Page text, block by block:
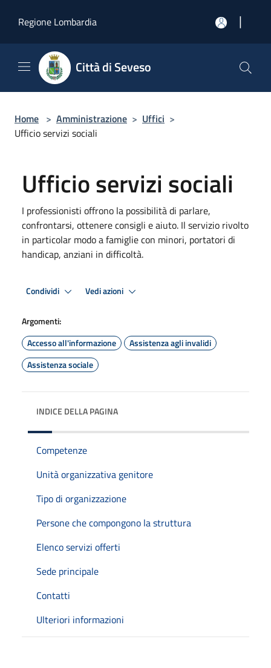
Regione Lombardia
|
Città di Seveso
Home > Amministrazione > Uffici >
Ufficio servizi sociali
Ufficio servizi sociali
I professionisti offrono la possibilità di parlare,
confrontarsi, ottenere consigli e aiuto. Il servizio rivolto
in particolar modo a famiglie con minori, portatori di
handicap, anziani in difficoltà.
Condividi Vedi azioni
Argomenti:
Accesso all'informazione
Assistenza agli invalidi
Assistenza sociale
INDICE DELLA PAGINA
Competenze
Unità organizzativa genitore
Tipo di organizzazione
Persone che compongono la struttura
Elenco servizi offerti
Sede principale
Contatti
Ulteriori informazioni